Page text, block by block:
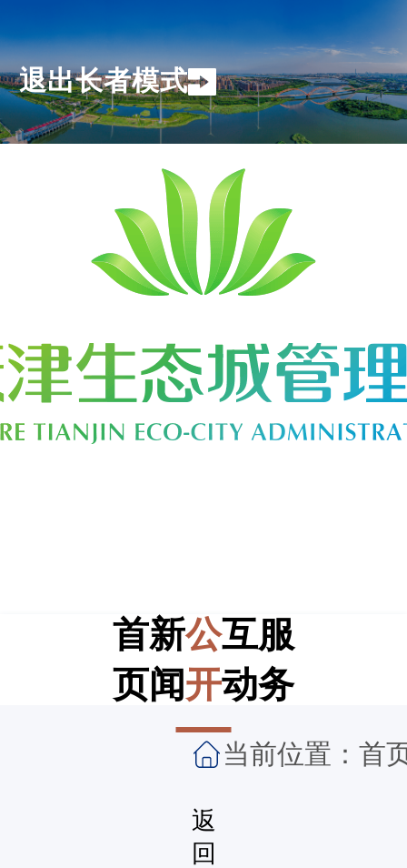
退出长者模式
首
页
新
闻
公
开
互
动
服
务
当前位置： 首
返
回